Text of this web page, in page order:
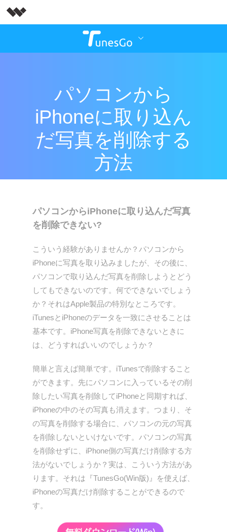
パソコンから
iPhoneに取り込ん
だ写真を削除する
方法
パソコンからiPhoneに取り込んだ写真
を削除できない?
こういう経験がありませんか？パソコンから
iPhoneに写真を取り込みましたが、その後に、
パソコンで取り込んだ写真を削除しようとどう
してもできないのです。何でできないでしょう
か？それはApple製品の特別なところです。
iTunesとiPhoneのデータを一致にさせることは
基本です。iPhone写真を削除できないときに
は、どうすればいいのでしょうか？
簡単と言えば簡単です。iTunesで削除すること
ができます。先にパソコンに入っているその削
除したい写真を削除してiPhoneと同期すれば、
iPhoneの中のその写真も消えます。つまり、そ
の写真を削除する場合に、パソコンの元の写真
を削除しないといけないです。パソコンの写真
を削除せずに、iPhone側の写真だけ削除する方
法がないでしょうか？実は、こういう方法があ
ります。それは『TunesGo(Win版)』を使えば、
iPhoneの写真だけ削除することができるので
す。